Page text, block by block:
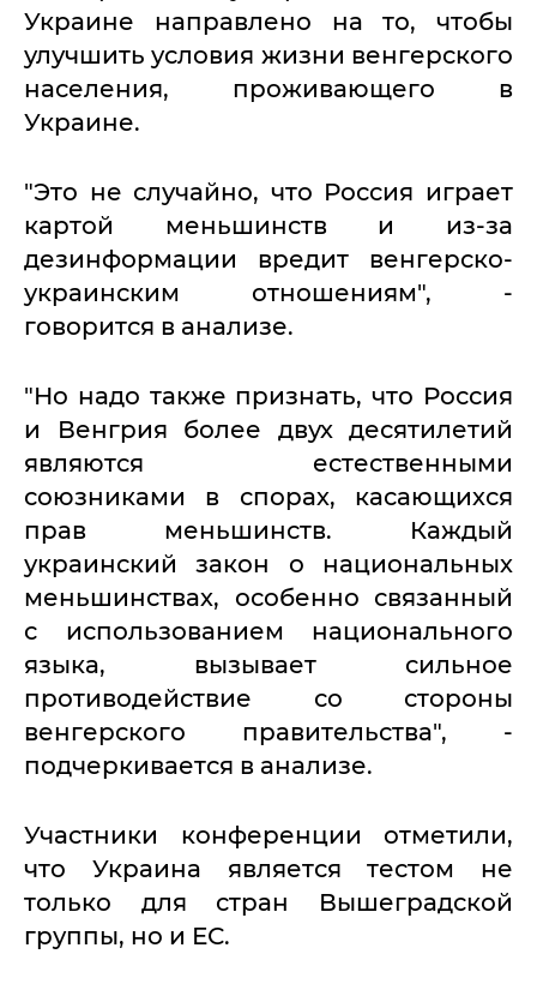
Украине направлено на то, чтобы
улучшить условия жизни венгерского
населения, проживающего в
Украине.
"Это не случайно, что Россия играет
картой меньшинств и из-за
дезинформации вредит венгерско-
украинским отношениям", -
говорится в анализе.
"Но надо также признать, что Россия
и Венгрия более двух десятилетий
являются естественными
союзниками в спорах, касающихся
прав меньшинств. Каждый
украинский закон о национальных
меньшинствах, особенно связанный
с использованием национального
языка, вызывает сильное
противодействие со стороны
венгерского правительства", -
подчеркивается в анализе.
Участники конференции отметили,
что Украина является тестом не
только для стран Вышеградской
группы, но и ЕС.